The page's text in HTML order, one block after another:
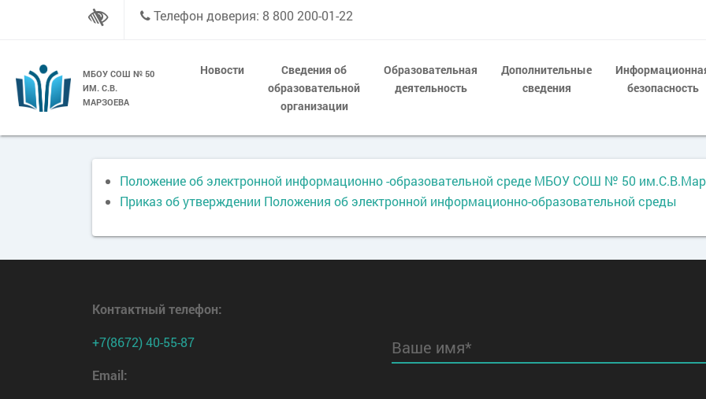
Телефон доверия: 8 800 200-01-22
МБОУ СОШ № 50
ИМ. С.В.
МАРЗОЕВА
Новости
Сведения об
образовательной
организации
Образовательная
деятельность
Дополнительные
сведения
безопасность
Положение об электронной информационно -образовательной среде МБОУ СОШ № 50
Приказ об утверждении Положения об электронной информационно-образовательной среды
Контактный телефон:
+7(8672) 40-55-87
Email:
Ваше имя*